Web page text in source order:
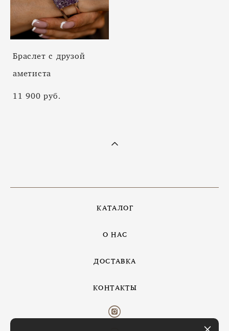
Браслет с друзой
аметиста
11 900 pуб.
КАТАЛОГ
О НАС
ДОСТАВКА
КОНТАКТЫ